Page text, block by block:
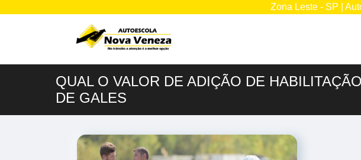
Zona Leste - SP |
QUAL O VALOR DE ADIÇÃO DE
DE GALES